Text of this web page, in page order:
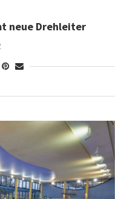
neue Drehleiter